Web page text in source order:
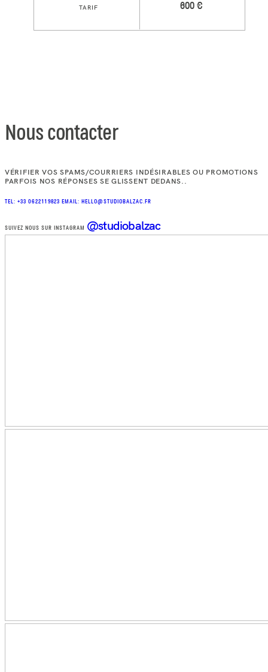
600 €
TARIF
Nous contacter
VÉRIFIER VOS SPAMS/COURRIERS INDÉSIRABLES OU PROMOTIONS
PARFOIS NOS RÉPONSES SE GLISSENT DEDANS..
TEL: +33 0622119823 EMAIL: HELLO@STUDIOBALZAC.FR
SUIVEZ NOUS SUR INSTAGRAM @studiobalzac